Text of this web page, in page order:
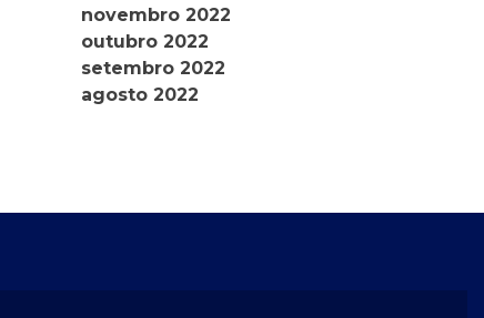
novembro 2022
outubro 2022
setembro 2022
agosto 2022